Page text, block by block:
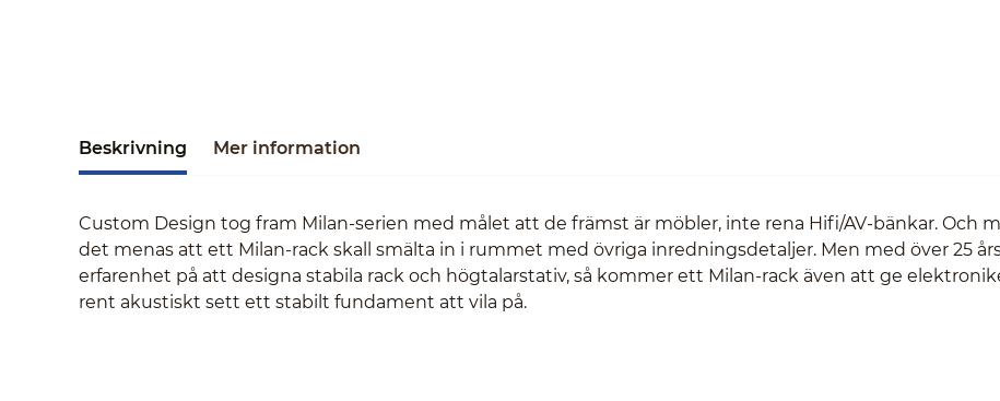
Beskrivning Mer information
Custom Design tog fram Milan-serien med målet att de främst är möbler, inte rena Hifi/AV-bänkar. Och
det menas att ett Milan-rack skall smälta in i rummet med övriga inredningsdetaljer. Men med över 25
erfarenhet på att designa stabila rack och högtalarstativ, så kommer ett Milan-rack även att ge
rent akustiskt sett ett stabilt fundament att vila på.